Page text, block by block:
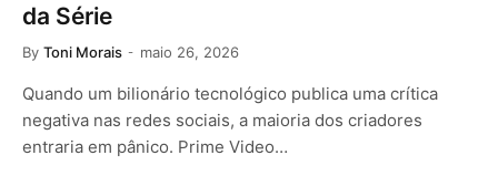
da Série
By Toni Morais maio 26, 2026
Quando um bilionário tecnológico publica uma crítica
negativa nas redes sociais, a maioria dos criadores
entraria em pânico. Prime Video…